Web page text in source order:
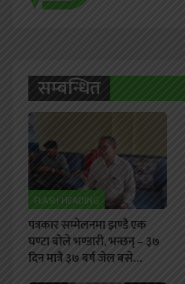
सम्बन्धित
FLASH HEADING
पत्रकार सम्मेलनमा झण्डै एक
घण्टा बोले भण्डारी, भन्छन् – ३७
दिन मात्रै ३७ बर्ष जेल बसे…